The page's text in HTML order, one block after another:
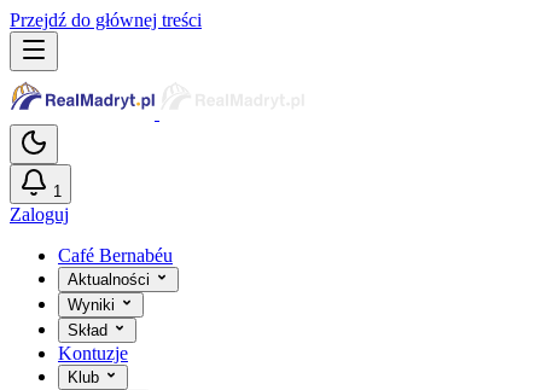
Przejdź do głównej treści
1
Zaloguj
Café Bernabéu
Aktualności
Wyniki
Skład
Kontuzje
Klub